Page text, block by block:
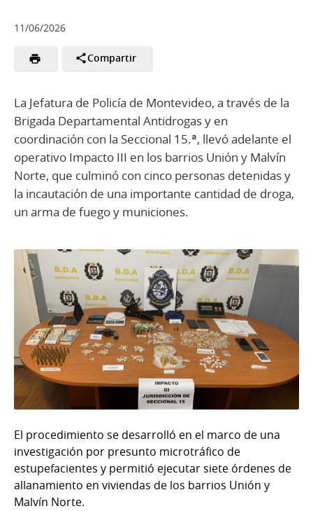
11/06/2026
Compartir
La Jefatura de Policía de Montevideo, a través de la
Brigada Departamental Antidrogas y en
coordinación con la Seccional 15.ª, llevó adelante el
operativo Impacto III en los barrios Unión y Malvín
Norte, que culminó con cinco personas detenidas y
la incautación de una importante cantidad de droga,
un arma de fuego y municiones.
El procedimiento se desarrolló en el marco de una
investigación por presunto microtráfico de
estupefacientes y permitió ejecutar siete órdenes de
allanamiento en viviendas de los barrios Unión y
Malvín Norte.